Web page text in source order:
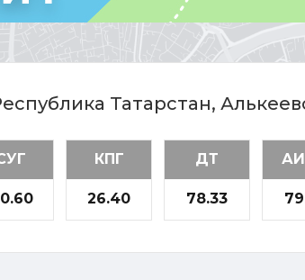
Татарстан,
КПГ
26.40
ДТ
78.33